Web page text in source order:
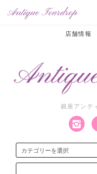
店舗情報
銀座アンテ